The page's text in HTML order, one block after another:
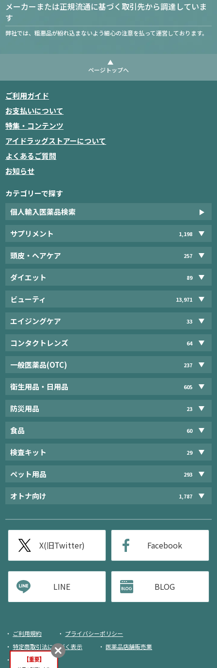
メーカーまたは正規流通に基づく取引先から調達していま
す
弊社では、粗悪品が紛れ込まないよう細心の注意を払って運営しております。
ページトップへ
ご利用ガイド
お支払いについて
特集・コンテンツ
アイドラッグストアーについて
よくあるご質問
お知らせ
カテゴリーで探す
個人輸入医薬品検索
サプリメント 1,198
頭皮・ヘアケア 257
ダイエット 89
ビューティ 13,971
エイジングケア 33
コンタクトレンズ 64
一般医薬品(OTC) 237
衛生用品・日用品 605
防災用品 23
食品 60
検査キット 29
ペット用品 293
オトナ向け 1,787
X(旧Twitter) Facebook
LINE BLOG
ご利用規約
プライバシーポリシー
特定商取引法に基づく表示
医薬品店舗販売業
荷物追跡